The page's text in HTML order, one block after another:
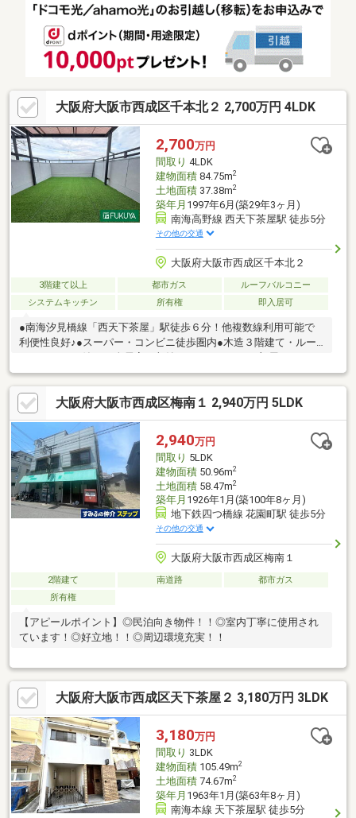
ズに寄り添い、大切なお住まいのご購入に最後まで伴走いたしま
悩み等、なんでもお気軽にご相談くださいませ！
大阪府大阪市西成区千本北２ 2,700万円 4LDK
2,700万円
間取り 4LDK
建物面積84.75m2
土地面積37.38m2
築年月 1997年6月(築29年3ヶ月)
南海高野線 西天下茶屋駅 徒歩5分
その他の交通
大阪府大阪市西成区千本北２
3階建て以上 都市ガス
ルーフバルコニー
システムキッチン
所有権 即入居可
●南海汐見橋線「西天下茶屋」駅徒歩６分！他複数線利用可能で
利便性良好♪●スーパー・コンビニ徒歩圏内●木造３階建て・ルー
フバルコニー付き♪●全居室に収納スペースあり、お部屋をスッキ
リお片付けできますね♪●2階にリビングを設けることにより、プ
ライベート性も確保しつつ、道路からの視線も気にせずにゆった
りとお過ごしいただけます。※４階部分に未登記有
大阪府大阪市西成区梅南１ 2,940万円 5LDK
2,940万円
間取り 5LDK
建物面積50.96m2
土地面積58.47m2
築年月 1926年1月(築100年8ヶ月)
地下鉄四つ橋線 花園町駅 徒歩5分
その他の交通
大阪府大阪市西成区梅南１
2階建て 南道路
都市ガス
所有権
【アピールポイント】◎民泊向き物件！！◎室内丁寧に使用され
ています！◎好立地！！◎周辺環境充実！！
大阪府大阪市西成区天下茶屋２ 3,180万円 3LDK
3,180万円
間取り 3LDK
建物面積105.49m2
土地面積74.67m2
築年月 1963年1月(築63年8ヶ月)
南海本線 天下茶屋駅 徒歩5分